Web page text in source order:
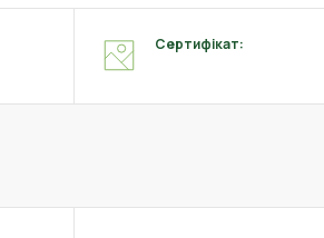
Сертифікат: